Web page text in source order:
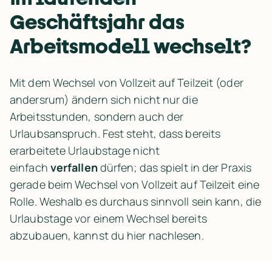
Geschäftsjahr das
Arbeitsmodell wechselt?
Mit dem Wechsel von Vollzeit auf Teilzeit (oder
andersrum) ändern sich nicht nur die
Arbeitsstunden, sondern auch der
Urlaubsanspruch. Fest steht, dass bereits
erarbeitete Urlaubstage nicht
einfach verfallen dürfen; das spielt in der Praxis
gerade beim Wechsel von Vollzeit auf Teilzeit eine
Rolle. Weshalb es durchaus sinnvoll sein kann, die
Urlaubstage vor einem Wechsel bereits
abzubauen, kannst du hier nachlesen.